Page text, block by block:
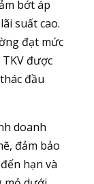
bớt áp
suất cao.
đạt mức
được
đầu
doanh
đảm bảo
hạn và